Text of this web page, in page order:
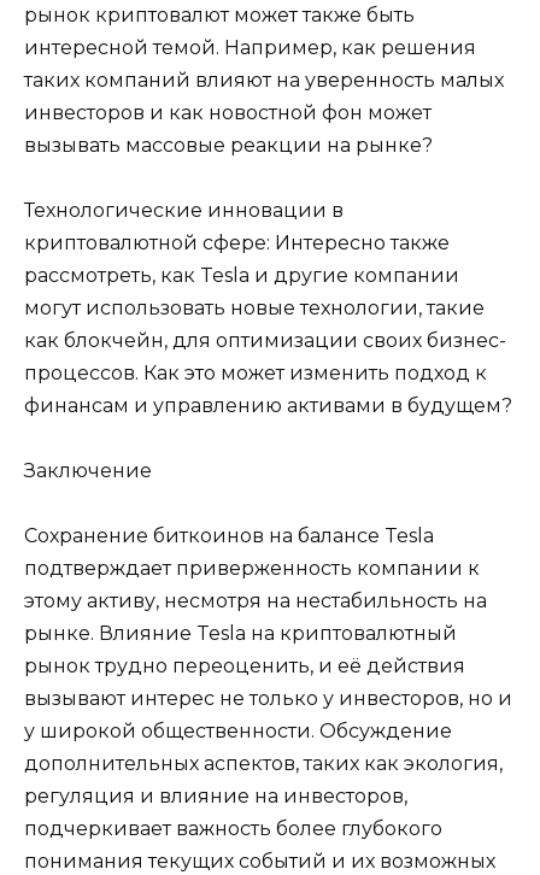
рынок криптовалют может также быть
интересной темой. Например, как решения
таких компаний влияют на уверенность малых
инвесторов и как новостной фон может
вызывать массовые реакции на рынке?
Технологические инновации в
криптовалютной сфере: Интересно также
рассмотреть, как Tesla и другие компании
могут использовать новые технологии, такие
как блокчейн, для оптимизации своих бизнес-
процессов. Как это может изменить подход к
финансам и управлению активами в будущем?
Заключение
Сохранение биткоинов на балансе Tesla
подтверждает приверженность компании к
этому активу, несмотря на нестабильность на
рынке. Влияние Tesla на криптовалютный
рынок трудно переоценить, и её действия
вызывают интерес не только у инвесторов, но и
у широкой общественности. Обсуждение
дополнительных аспектов, таких как экология,
регуляция и влияние на инвесторов,
подчеркивает важность более глубокого
понимания текущих событий и их возможных